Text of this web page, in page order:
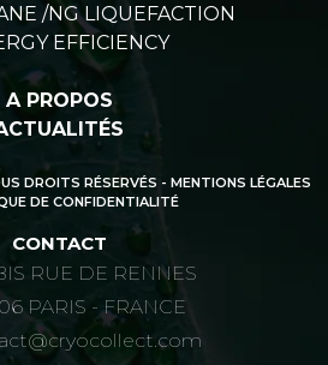
/NG LIQUEFACTION
EFFICIENCY
A PROPOS
DROITS RÉSERVÉS - MENTIONS LÉGALES
DE CONFIDENTIALITÉ
CONTACT
RUE DE RENNES
PARIS - FRANCE